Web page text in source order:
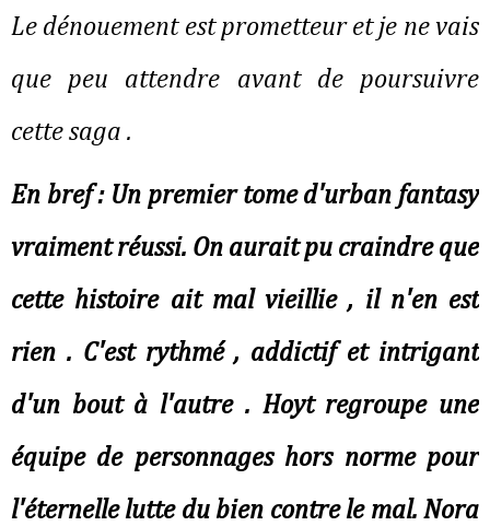
Le dénouement est prometteur et je ne vais
que peu attendre avant de poursuivre
cette saga .
En bref : Un premier tome d'urban fantasy
vraiment réussi. On aurait pu craindre que
cette histoire ait mal vieillie , il n'en est
rien . C'est rythmé , addictif et intrigant
d'un bout à l'autre . Hoyt regroupe une
équipe de personnages hors norme pour
l'éternelle lutte du bien contre le mal. Nora